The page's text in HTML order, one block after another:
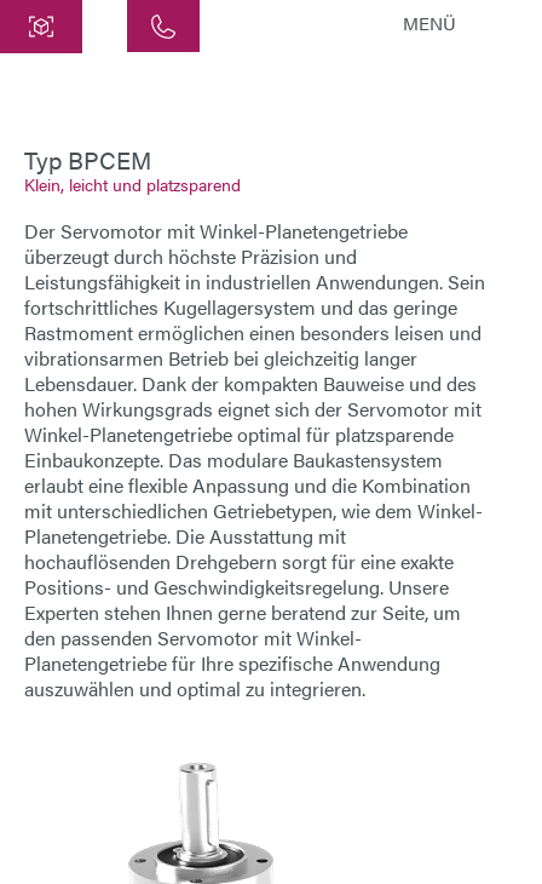
Siemensstraße 47
25462 Rellingen
info@atek.de
+49 4101 7953-0
Chat öffnen
Name
Firmenname
E-Mail
Anschrift
MENÜ
Typ BPCEM
Klein, leicht und platzsparend
Der Servomotor mit Winkel-Planetengetriebe
überzeugt durch höchste Präzision und
Leistungsfähigkeit in industriellen Anwendungen. Sein
fortschrittliches Kugellagersystem und das geringe
Rastmoment ermöglichen einen besonders leisen und
vibrationsarmen Betrieb bei gleichzeitig langer
Lebensdauer. Dank der kompakten Bauweise und des
hohen Wirkungsgrads eignet sich der Servomotor mit
Winkel-Planetengetriebe optimal für platzsparende
Einbaukonzepte. Das modulare Baukastensystem
erlaubt eine flexible Anpassung und die Kombination
mit unterschiedlichen Getriebetypen, wie dem Winkel-
Planetengetriebe. Die Ausstattung mit
hochauflösenden Drehgebern sorgt für eine exakte
Positions- und Geschwindigkeitsregelung. Unsere
Experten stehen Ihnen gerne beratend zur Seite, um
den passenden Servomotor mit Winkel-
Planetengetriebe für Ihre spezifische Anwendung
auszuwählen und optimal zu integrieren.